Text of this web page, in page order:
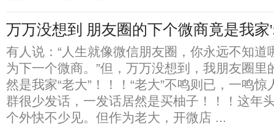
万万没想到 朋友圈的下个微商竟是我
有人说：“人生就像微信朋友圈，你永远不知道
为下一个微商。”但，万万没想到，我朋友圈里
然是我家“老大”！！！“老大”不鸣则已，一鸣
群很少发话，一发话居然是买柚子！！！这年
个外快不少见。但作为老大，开微店 ...